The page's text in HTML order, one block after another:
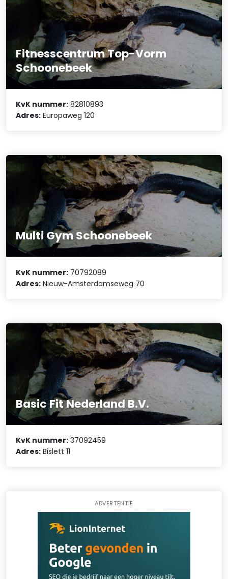
Fitnesscentrum Top-Vorm
Schoonebeek
KvK nummer: 82810893
Adres: Europaweg 120
Multi Gym Schoonebeek
KvK nummer: 70792089
Adres: Nieuw-Amsterdamseweg 70
Basic Fit Nederland B.V.
KvK nummer: 37092459
Adres: Bislett 11
ADVERTENTIE